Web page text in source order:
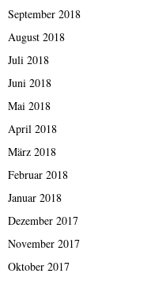
September 2018
August 2018
Juli 2018
Juni 2018
Mai 2018
April 2018
März 2018
Februar 2018
Januar 2018
Dezember 2017
November 2017
Oktober 2017